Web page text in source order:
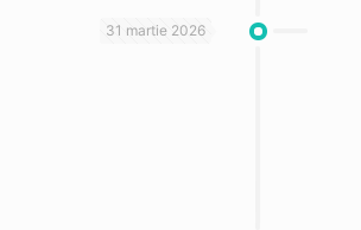
31 martie 2026